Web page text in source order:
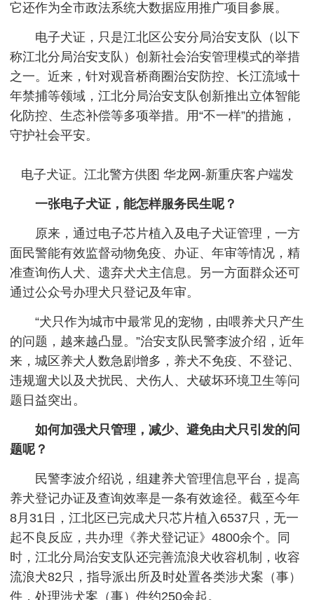
它还作为全市政法系统大数据应用推广项目参展。
电子犬证，只是江北区公安分局治安支队（以下
称江北分局治安支队）创新社会治安管理模式的举措
之一。近来，针对观音桥商圈治安防控、长江流域十
年禁捕等领域，江北分局治安支队创新推出立体智能
化防控、生态补偿等多项举措。用“不一样”的措施，
守护社会平安。
电子犬证。江北警方供图 华龙网-新重庆客户端发
一张电子犬证，能怎样服务民生呢？
原来，通过电子芯片植入及电子犬证管理，一方
面民警能有效监督动物免疫、办证、年审等情况，精
准查询伤人犬、遗弃犬犬主信息。另一方面群众还可
通过公众号办理犬只登记及年审。
“犬只作为城市中最常见的宠物，由喂养犬只产生
的问题，越来越凸显。”治安支队民警李波介绍，近年
来，城区养犬人数急剧增多，养犬不免疫、不登记、
违规遛犬以及犬扰民、犬伤人、犬破坏环境卫生等问
题日益突出。
如何加强犬只管理，减少、避免由犬只引发的问
题呢？
民警李波介绍说，组建养犬管理信息平台，提高
养犬登记办证及查询效率是一条有效途径。截至今年
8月31日，江北区已完成犬只芯片植入6537只，无一
起不良反应，共办理《养犬登记证》4800余个。同
时，江北分局治安支队还完善流浪犬收容机制，收容
流浪犬82只，指导派出所及时处置各类涉犬案（事）
件，处理涉犬案（事）件约250余起。